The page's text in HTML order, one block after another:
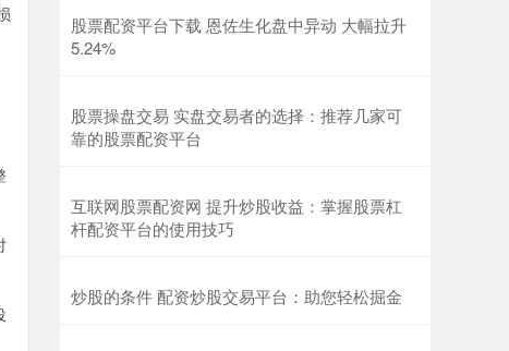
股票配资平台下载 恩佐生化盘中异动 大幅拉升
5.24%
股票操盘交易 实盘交易者的选择：推荐几家可
靠的股票配资平台
互联网股票配资网 提升炒股收益：掌握股票杠
杆配资平台的使用技巧
炒股的条件 配资炒股交易平台：助您轻松掘金